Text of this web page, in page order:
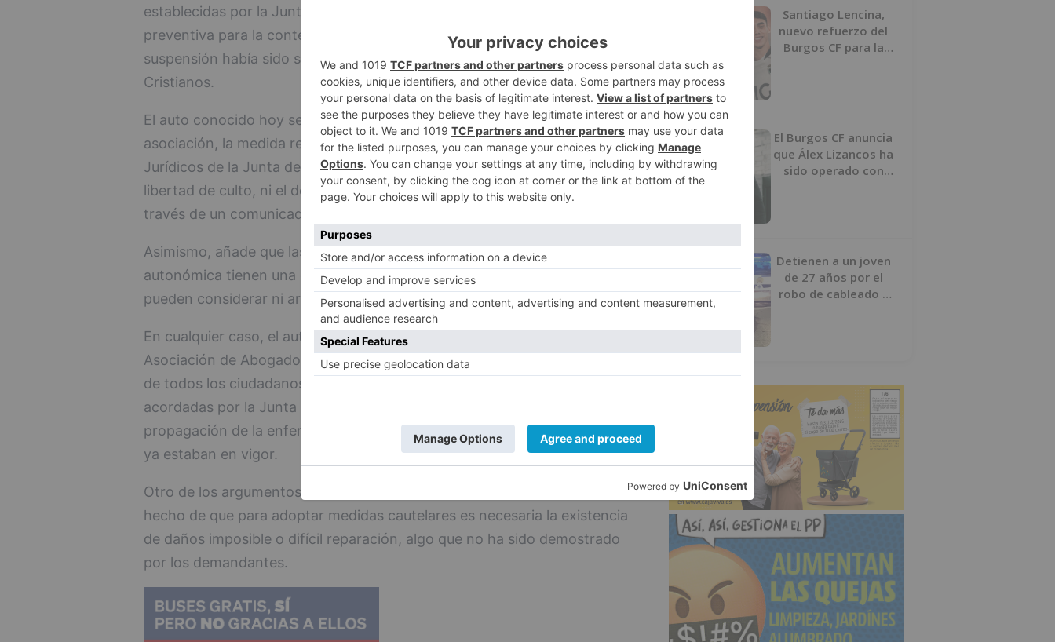
establecidas por la Junta de Castilla y León como medida sanitaria
preventiva para la contención de la COVID-19 en Valladolid. Esta
suspensión había sido solicitada por la Asociación de Abogados
Cristianos.
El auto conocido hoy señala que, frente al interés que alega esta
asociación, la medida recurrida, como han argumentado los Servicios
Jurídicos de la Junta de Castilla y León, no impide ni el ejercicio de la
libertad de culto, ni el derecho de reunión, según ha indicado la Junta a
través de un comunicado.
Asimismo, añade que las medidas adoptadas por la Administración
autonómica tienen una duración temporal de siete días, por lo que no se
pueden considerar ni arbitrarias, ni desproporcionadas.
En cualquier caso, el auto refleja que, frente a las demandas de la
Asociación de Abogados Cristianos, se debe tener en cuenta el derecho
de todos los ciudadanos a la protección de la salud, ya que las medidas
acordadas por la Junta de Castilla y León tienen por objeto evitar la
propagación de la enfermedad, al entender insuficientes las medidas que
ya estaban en vigor.
Otro de los argumentos aportados por la sala de lo Contencioso está el
hecho de que para adoptar medidas cautelares es necesaria la existencia
de daños imposible o difícil reparación, algo que no ha sido demostrado
por los demandantes.
Santiago Lencina,
nuevo refuerzo del
Burgos CF para la
4
El Burgos CF anuncia
que Álex Lizancos ha
sido operado con
5
Detienen a un joven
de 27 años por el
robo de cableado y